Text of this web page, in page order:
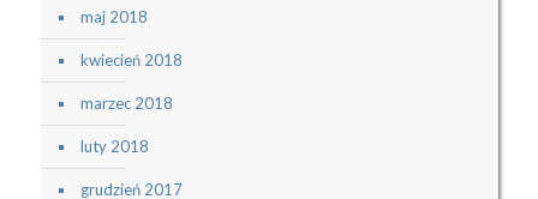
maj 2018
kwiecień 2018
marzec 2018
luty 2018
grudzień 2017